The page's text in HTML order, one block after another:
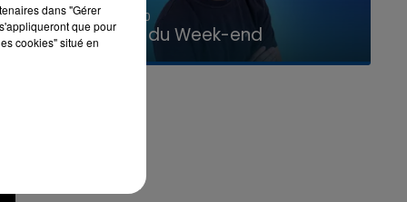
7h00 - 12h00
La Team du Week-end
dans "Gérer
que pour
cookies" situé en